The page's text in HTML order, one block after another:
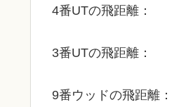
4番UTの飛距離：
3番UTの飛距離：
9番ウッドの飛距離：